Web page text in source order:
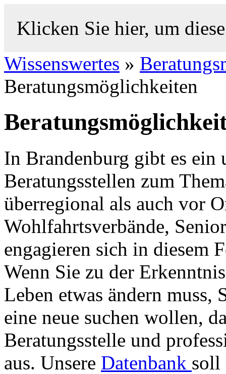
Klicken Sie hier, um
Wissenswertes »
Beratungsmöglichkeiten
In Brandenburg gibt es ein
Beratungsstellen zum
überregional als auch vor
Wohlfahrtsverbände,
engagieren sich in diesem
Wenn Sie zu der
Leben etwas ändern muss,
eine neue suchen wollen,
Beratungsstelle und
aus. Unsere Datenbank soll